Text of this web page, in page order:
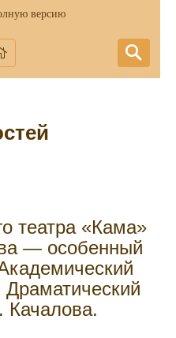
версию
театра «Кама»
— особенный
Качалова.